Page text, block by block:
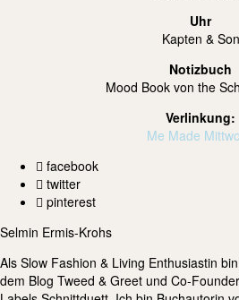
Uhr
Kapten & Son
Notizbuch
Mood Book von the
Verlinkung:
Me Made
facebook
twitter
pinterest
Selmin Ermis-Krohs
Als Slow Fashion & Living Enthusiastin
dem Blog Tweed & Greet und Co-